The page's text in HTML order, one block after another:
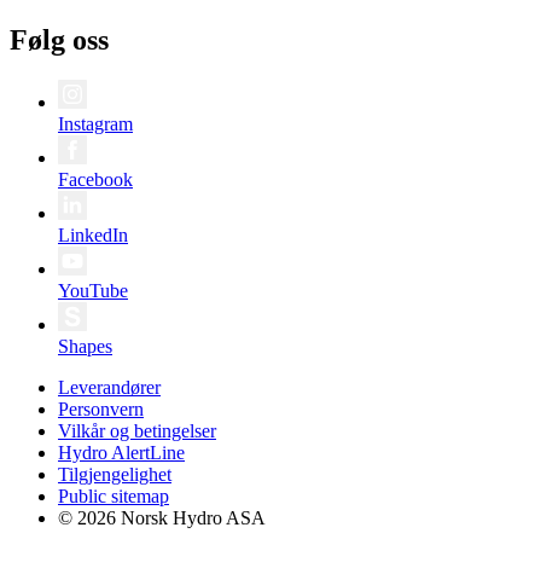
Følg oss
Instagram
Facebook
LinkedIn
YouTube
Shapes
Leverandører
Personvern
Vilkår og betingelser
Hydro AlertLine
Tilgjengelighet
Public sitemap
© 2026 Norsk Hydro ASA